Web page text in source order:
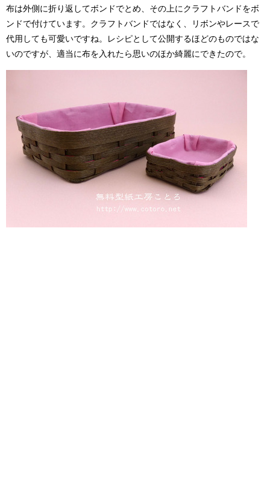
布は外側に折り返してボンドでとめ、その上にクラフトバンドをボ
ンドで付けています。クラフトバンドではなく、リボンやレースで
代用しても可愛いですね。レシピとして公開するほどのものではな
いのですが、適当に布を入れたら思いのほか綺麗にできたので。